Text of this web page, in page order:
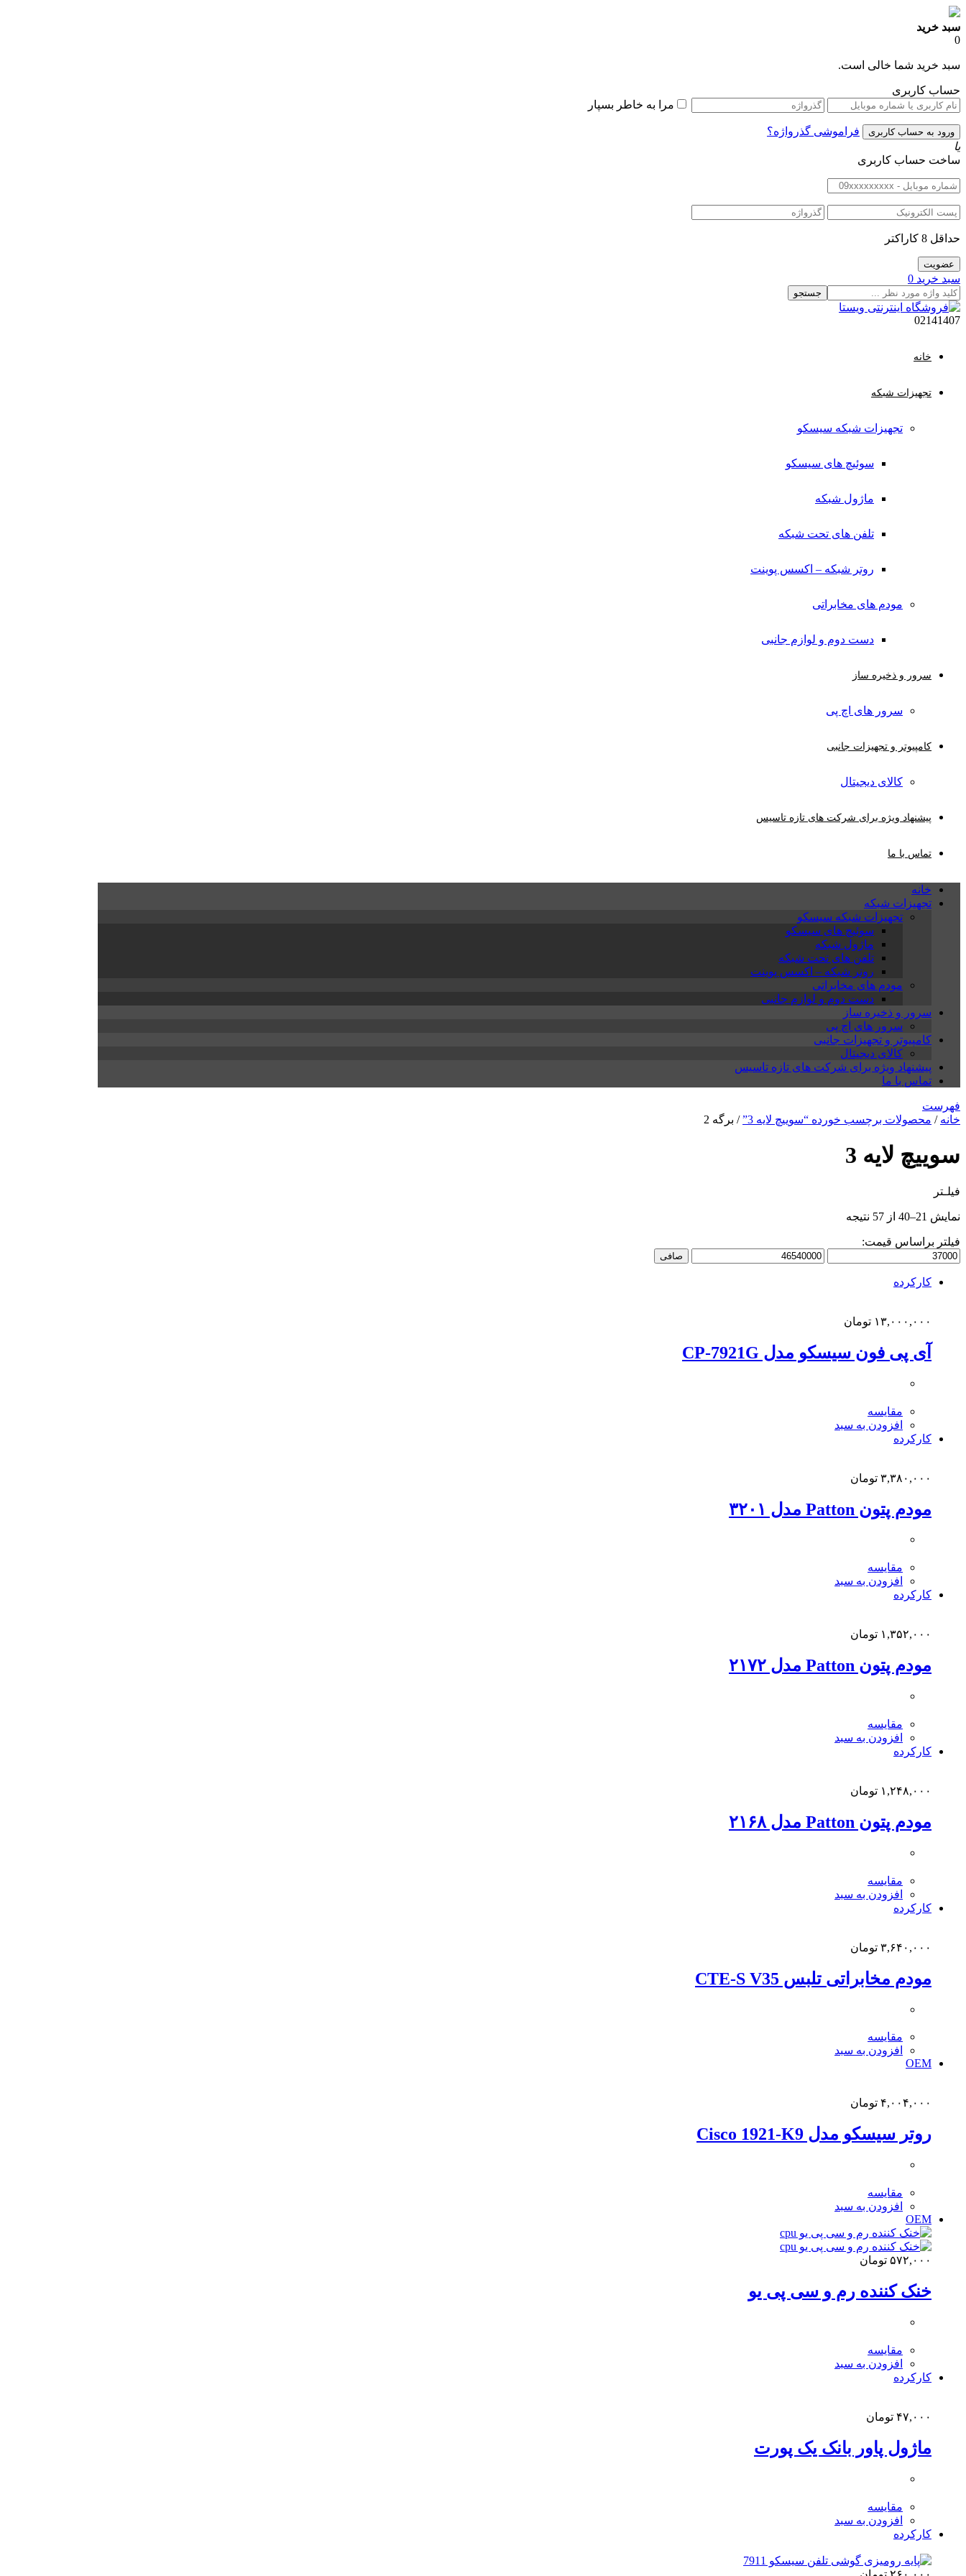
سبد خرید
0
سبد خرید شما خالی است.
حساب کاربری
مرا به خاطر بسپار
فراموشی گذرواژه؟
یا
ساخت حساب کاربری
حداقل 8 کاراکتر
سبد خرید 0
جستجو
02141407
خانه
تجهیزات شبکه
تجهیزات شبکه سیسکو
سوئیچ های سیسکو
ماژول شبکه
تلفن های تحت شبکه
روتر شبکه – اکسس پوینت
مودم های مخابراتی
دست دوم و لوازم جانبی
سرور و ذخیره ساز
سرور های اچ پی
کامپیوتر و تجهیزات جانبی
کالای دیجیتال
پیشنهاد ویژه برای شرکت های تازه تاسیس
تماس با ما
خانه
تجهیزات شبکه
تجهیزات شبکه سیسکو
سوئیچ های سیسکو
ماژول شبکه
تلفن های تحت شبکه
روتر شبکه – اکسس پوینت
مودم های مخابراتی
دست دوم و لوازم جانبی
سرور و ذخیره ساز
سرور های اچ پی
کامپیوتر و تجهیزات جانبی
کالای دیجیتال
پیشنهاد ویژه برای شرکت های تازه تاسیس
تماس با ما
فهرست
خانه / محصولات برچسب خورده “سوییچ لایه 3” / برگه 2
سوییچ لایه 3
فیلـتر
نمایش 21–40 از 57 نتیجه
فیلتر براساس قیمت:
حداقل
حداكثر
صافی
کارکرده
۱۳,۰۰۰,۰۰۰ تومان
آی پی فون سیسکو مدل CP-7921G
مقایسه
افزودن به سبد
کارکرده
۳,۳۸۰,۰۰۰ تومان
مودم پتون Patton مدل ۳۲۰۱
مقایسه
افزودن به سبد
کارکرده
۱,۳۵۲,۰۰۰ تومان
مودم پتون Patton مدل ۲۱۷۲
مقایسه
افزودن به سبد
کارکرده
۱,۲۴۸,۰۰۰ تومان
مودم پتون Patton مدل ۲۱۶۸
مقایسه
افزودن به سبد
کارکرده
۳,۶۴۰,۰۰۰ تومان
مودم مخابراتی تلبس CTE-S V35
مقایسه
افزودن به سبد
OEM
۴,۰۰۴,۰۰۰ تومان
روتر سیسکو مدل Cisco 1921-K9
مقایسه
افزودن به سبد
OEM
۵۷۲,۰۰۰ تومان
خنک کننده رم و سی پی یو
مقایسه
افزودن به سبد
کارکرده
۴۷,۰۰۰ تومان
ماژول پاور بانک یک پورت
مقایسه
افزودن به سبد
کارکرده